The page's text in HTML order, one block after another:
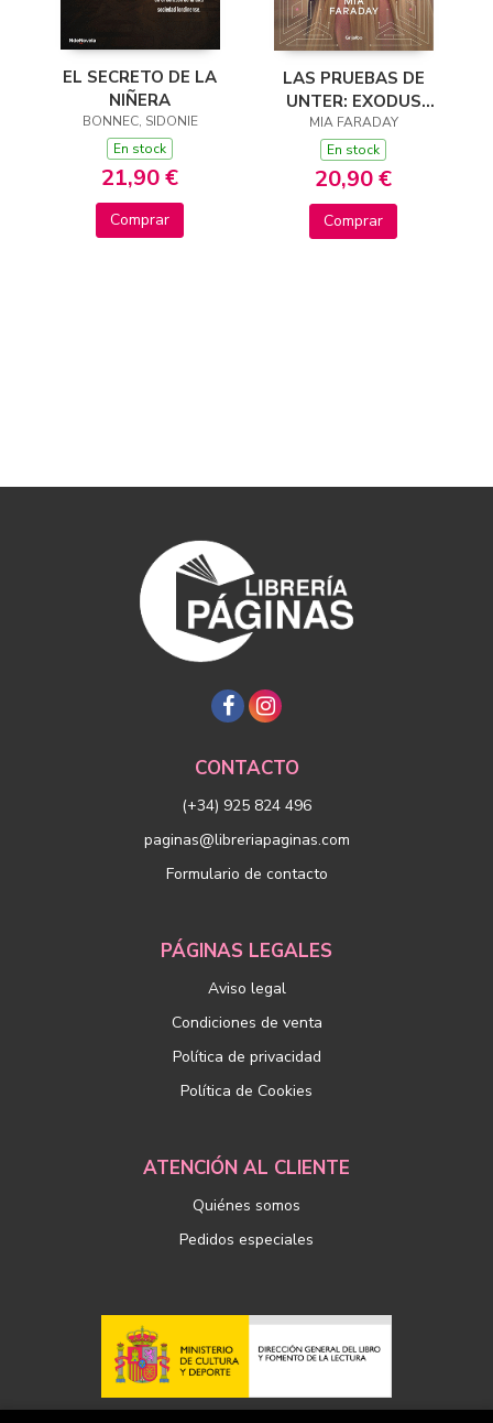
EL SECRETO DE LA
NIÑERA
BONNEC, SIDONIE
En stock
21,90 €
Comprar
LAS PRUEBAS DE
UNTER: EXODUS
(TRILOGÍA DE
UNTER 3)
MIA FARADAY
En stock
20,90 €
Comprar
CONTACTO
(+34) 925 824 496
paginas@libreriapaginas.com
Formulario de contacto
PÁGINAS LEGALES
Aviso legal
Condiciones de venta
Política de privacidad
Política de Cookies
ATENCIÓN AL CLIENTE
Quiénes somos
Pedidos especiales